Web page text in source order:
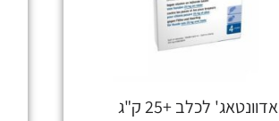
אדוונטאג' לכלב +25 ק"ג